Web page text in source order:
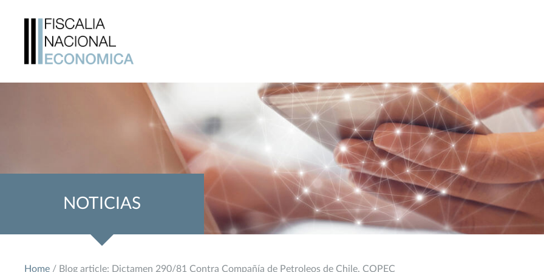
NOTICIAS
Home / Blog article: Dictamen 290/81 Contra Compañía de Petroleos de Chile, COPEC